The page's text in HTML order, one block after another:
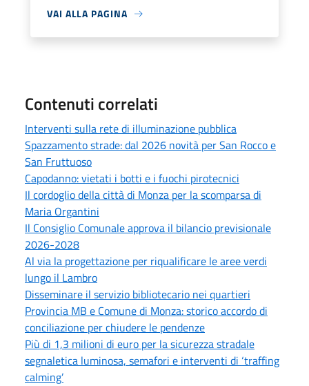
VAI ALLA PAGINA
Contenuti correlati
Interventi sulla rete di illuminazione pubblica
Spazzamento strade: dal 2026 novità per San Rocco e
San Fruttuoso
Capodanno: vietati i botti e i fuochi pirotecnici
Il cordoglio della città di Monza per la scomparsa di
Maria Organtini
Il Consiglio Comunale approva il bilancio previsionale
2026-2028
Al via la progettazione per riqualificare le aree verdi
lungo il Lambro
Disseminare il servizio bibliotecario nei quartieri
Provincia MB e Comune di Monza: storico accordo di
conciliazione per chiudere le pendenze
Più di 1,3 milioni di euro per la sicurezza stradale
segnaletica luminosa, semafori e interventi di ‘traffing
calming’